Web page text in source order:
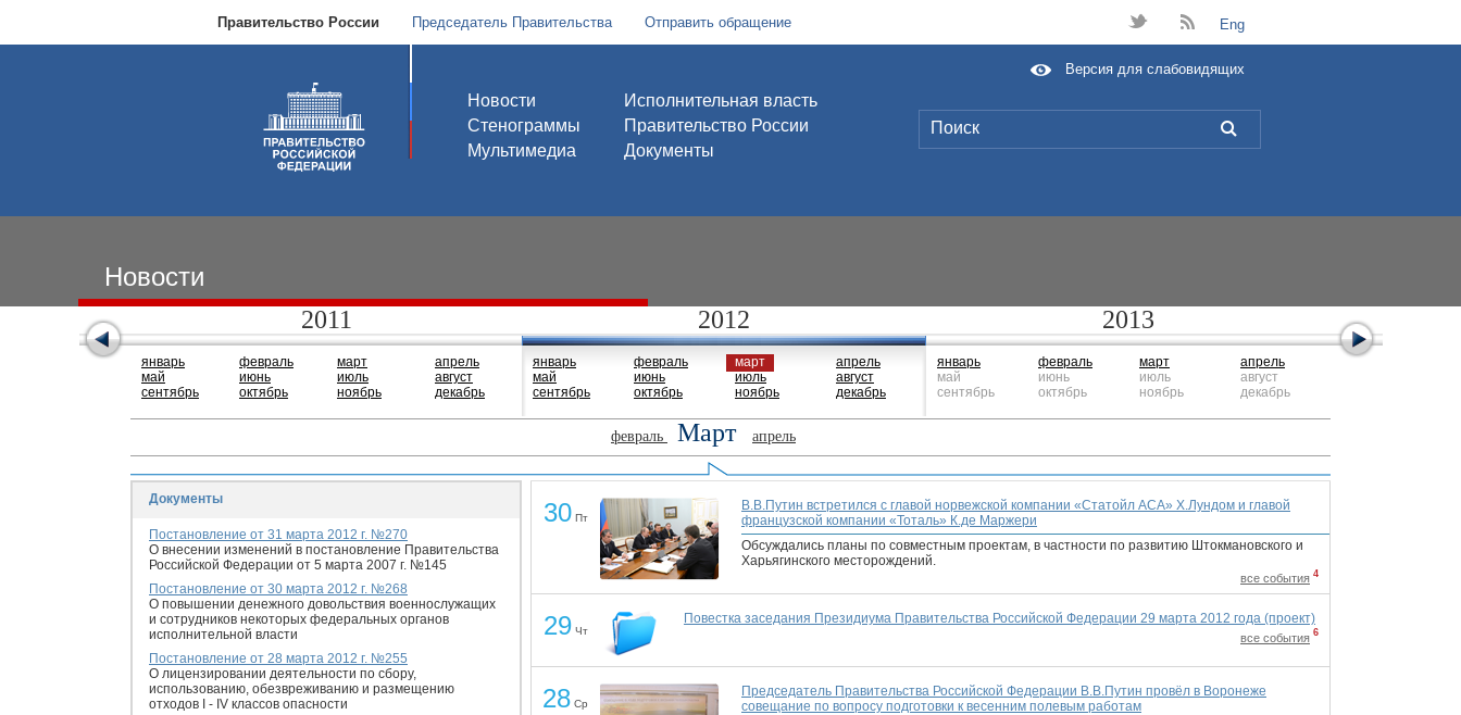
Правительство России Председатель Правительства Отправить обращение t B Eng
Новости
Стенограммы
Мультимедиа
Исполнительная власть
Правительство России
Документы
L
Версия для слабовидящих
Новости
2011
январь
май
сентябрь
февраль
июнь
октябрь
март
июль
ноябрь
апрель
август
декабрь
2012
январь
май
сентябрь
февраль
июнь
октябрь
март
июль
ноябрь
апрель
август
декабрь
2013
январь
май
сентябрь
февраль
июнь
октябрь
март
июль
ноябрь
апрель
август
декабрь
февраль Март апрель
Документы
Постановление от 31 марта 2012 г. №270
О внесении изменений в постановление Правительства
Российской Федерации от 5 марта 2007 г. №145
Постановление от 30 марта 2012 г. №268
О повышении денежного довольствия военнослужащих
и сотрудников некоторых федеральных органов
исполнительной власти
Постановление от 28 марта 2012 г. №255
О лицензировании деятельности по сбору,
использованию, обезвреживанию и размещению
отходов I - IV классов опасности
30Пт
В.В.Путин встретился с главой норвежской компании «Статойл АСА» Х.Лундом и главой
французской компании «Тоталь» К.де Маржери
Обсуждались планы по совместным проектам, в частности по развитию Штокмановского и
Харьягинского месторождений.
все события 4
29Чт
Повестка заседания Президиума Правительства Российской Федерации 29 марта 2012 года (проект)
все события 6
28 Ср
Председатель Правительства Российской Федерации В.В.Путин провёл в Воронеже
совещание по вопросу подготовки к весенним полевым работам